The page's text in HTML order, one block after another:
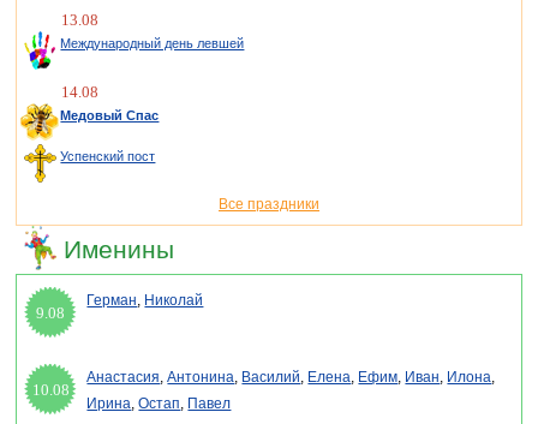
13.08
Международный день левшей
14.08
Медовый Спас
Успенский пост
Все праздники
Именины
9.08
Герман, Николай
10.08
Анастасия,Антонина, Василий, Елена, Ефим, Иван, Илона,
Ирина,Остап, Павел